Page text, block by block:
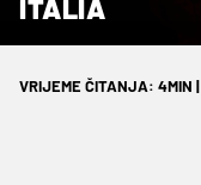
ITALIA
VRIJEME ČITANJA: 4MIN